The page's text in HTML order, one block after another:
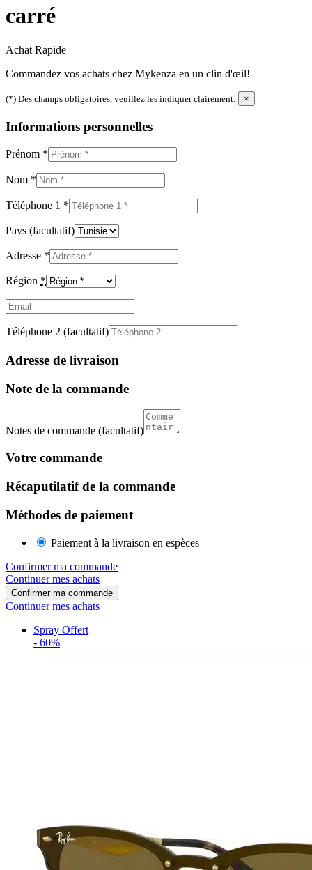
carré
Achat Rapide
Commandez vos achats chez Mykenza en un clin d'œil!
(*) Des champs obligatoires, veuillez les indiquer clairement. ×
Informations personnelles
Prénom *
Nom *
Téléphone 1 *
Pays (facultatif)
Adresse *
Région *
Email
Téléphone 2 (facultatif)
Adresse de livraison
Note de la commande
Notes de commande (facultatif)
Votre commande
Récaputilatif de la commande
Méthodes de paiement
Paiement à la livraison en espèces
Confirmer ma commande
Continuer mes achats
Confirmer ma commande
Continuer mes achats
Spray Offert
- 60%